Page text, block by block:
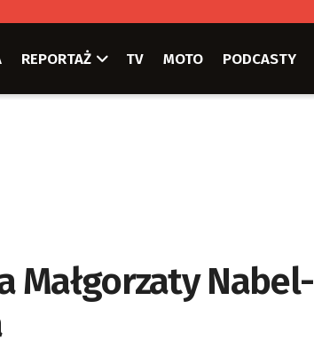
REPORTAŻ TV MOTO PODCASTY
Małgorzaty Nabel-